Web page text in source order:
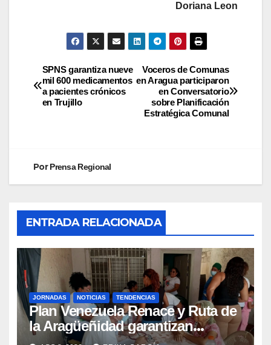
Doriana Leon
Voceros de Comunas
en Aragua participaron
en Conversatorio
sobre Planificación
Estratégica Comunal
SPNS garantiza nueve
mil 600 medicamentos
a pacientes crónicos
en Trujillo
PorPrensa Regional
ENTRADA RELACIONADA
JORNADAS NOTICIAS TENDENCIAS
Plan Venezuela Renace y Ruta de
la Aragüeñidad garantizan
atención médica integral en